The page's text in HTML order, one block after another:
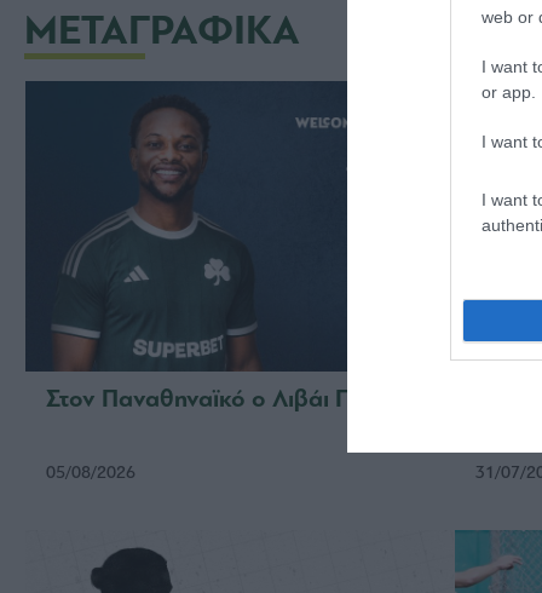
web or
I want
or app.
I want
I want
ΜΕΤΑΓΡΑΦΙΚΑ
Στον Παναθηναϊκό ο Λιβάι Γκαρσία
05/08/2026 31/07/